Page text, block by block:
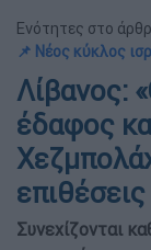
Ενότητες στο
📌 Νέος κύκλος
Λίβανος:
έδαφος
επιθέσεις
Συνεχίζονται